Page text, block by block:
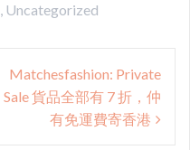
, Uncategorized
Matchesfashion: Private
Sale 貨品全部有 7 折，仲
有免運費寄香港